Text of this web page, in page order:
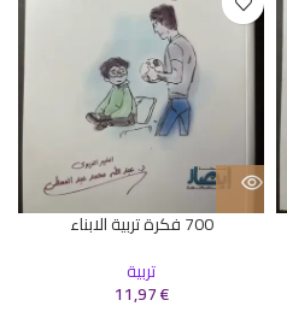
700 فكرة تربية الابناء
تربية
11,97€